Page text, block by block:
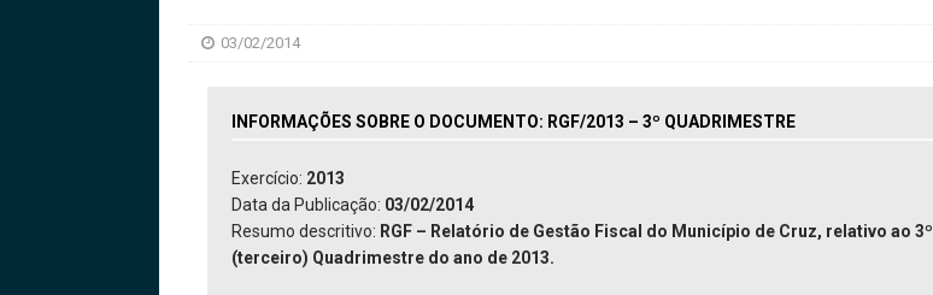
03/02/2014
INFORMAÇÕES SOBRE O DOCUMENTO: RGF/2013 – 3º QUADRIMESTRE
Exercício: 2013
Data da Publicação: 03/02/2014
Resumo descritivo: RGF – Relatório de Gestão Fiscal do Município de Cruz, relativo ao 3º
(terceiro) Quadrimestre do ano de 2013.